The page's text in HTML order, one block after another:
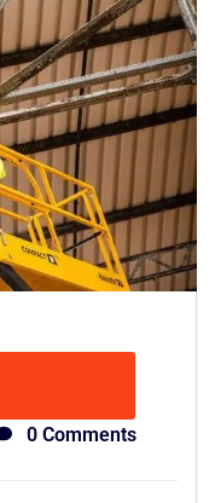
0 Comments